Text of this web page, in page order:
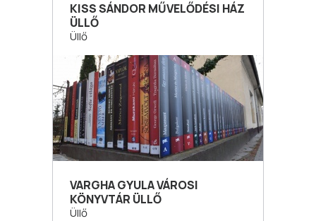
KISS SÁNDOR MŰVELŐDÉSI HÁZ
ÜLLŐ
Üllő
VARGHA GYULA VÁROSI
KÖNYVTÁR ÜLLŐ
Üllő